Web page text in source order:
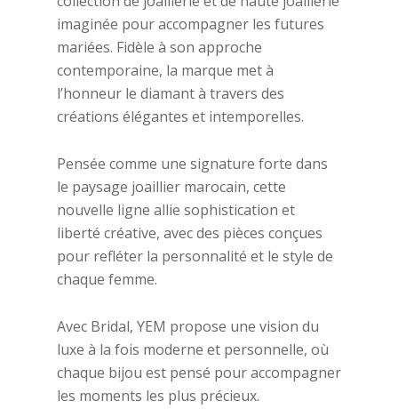
imaginée pour accompagner les futures
mariées. Fidèle à son approche
contemporaine, la marque met à
l’honneur le diamant à travers des
créations élégantes et intemporelles.
Pensée comme une signature forte dans
le paysage joaillier marocain, cette
nouvelle ligne allie sophistication et
liberté créative, avec des pièces conçues
pour refléter la personnalité et le style de
chaque femme.
Avec Bridal, YEM propose une vision du
luxe à la fois moderne et personnelle, où
chaque bijou est pensé pour accompagner
les moments les plus précieux.